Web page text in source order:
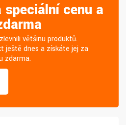
speciální cenu a
většinu produktů.
ještě dnes a získáte jej za
zdarma.